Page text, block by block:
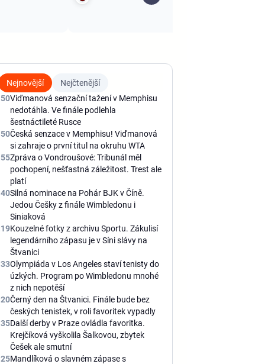
Nejnovější
Nejčtenější
Viďmanová senzační tažení v Memphisu
nedotáhla. Ve finále podlehla
šestnáctileté Rusce
Česká senzace v Memphisu! Viďmanová
si zahraje o první titul na okruhu WTA
Zpráva o Vondroušové: Tribunál měl
pochopení, nešťastná záležitost. Trest ale
platí
Silná nominace na Pohár BJK v Číně.
Jedou Češky z finále Wimbledonu i
Siniaková
Kouzelné fotky z archivu Sportu. Zákulisí
legendárního zápasu je v Síni slávy na
Štvanici
Olympiáda v Los Angeles staví tenisty do
úzkých. Program po Wimbledonu mnohé
z nich nepotěší
Černý den na Štvanici. Finále bude bez
českých tenistek, v roli favoritek vypadly
Další derby v Praze ovládla favoritka.
Krejčíková vyškolila Šalkovou, zbytek
Češek ale smutní
Mandlíková o slavném zápase s